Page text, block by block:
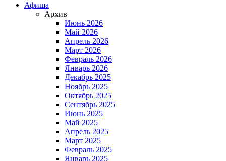
Афиша
Архив
Июнь 2026
Май 2026
Апрель 2026
Март 2026
Февраль 2026
Январь 2026
Декабрь 2025
Ноябрь 2025
Октябрь 2025
Сентябрь 2025
Июнь 2025
Май 2025
Апрель 2025
Март 2025
Февраль 2025
Январь 2025